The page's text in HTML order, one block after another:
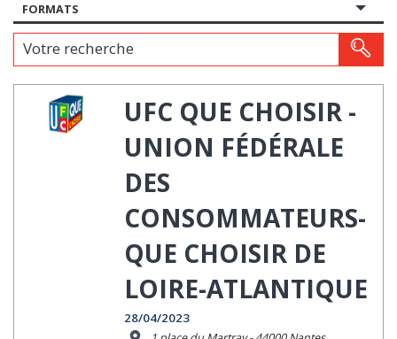
FORMATS
Votre recherche
UFC QUE CHOISIR -
UNION FÉDÉRALE
DES
CONSOMMATEURS-
QUE CHOISIR DE
LOIRE-ATLANTIQUE
28/04/2023